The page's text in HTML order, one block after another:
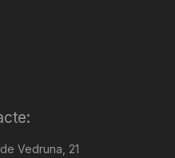
Vedruna, 21